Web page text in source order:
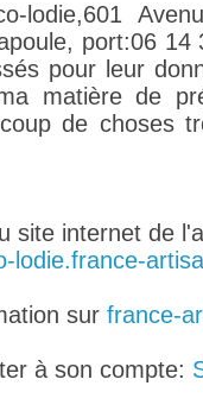
lodie,601
port:06
pour leur
matière de
de choses
site internet de
lodie.france-
sur france-
à son compte: